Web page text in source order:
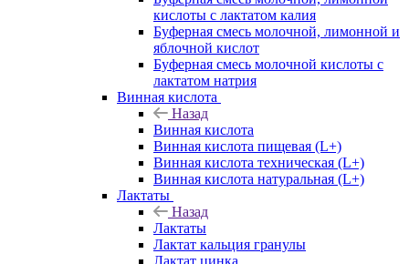
кислоты с лактатом калия
Буферная смесь молочной, лимонной и
яблочной кислот
Буферная смесь молочной кислоты с
лактатом натрия
Винная кислота
Назад
Винная кислота
Винная кислота пищевая (L+)
Винная кислота техническая (L+)
Винная кислота натуральная (L+)
Лактаты
Назад
Лактаты
Лактат кальция гранулы
Лактат цинка